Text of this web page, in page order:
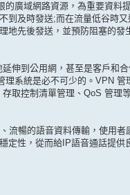
域網路資源，為重要資料
到及時發送;而在流量低谷時
地先後發送，並預防阻塞的發
到公用網，甚至是客戶和
系統是必不可少的。VPN
取控制清單管理、QoS 管理
暢的語音資料傳輸，使用者
定性，從而給IP語音通話提供